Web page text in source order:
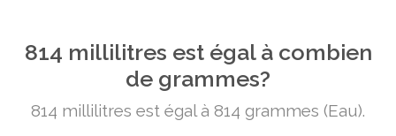
814 millilitres est égal à combien
de grammes?
814 millilitres est égal à 814 grammes (Eau).